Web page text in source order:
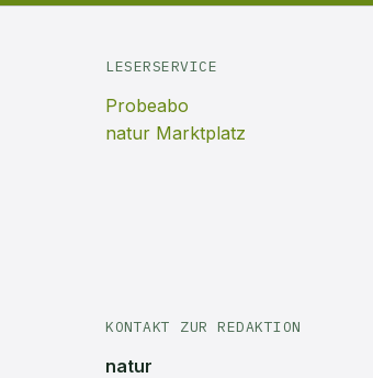
LESERSERVICE
Probeabo
natur Marktplatz
KONTAKT ZUR REDAKTION
natur